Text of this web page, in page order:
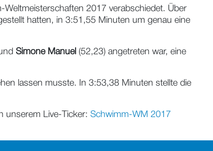
2017 verabschiedet. Über
hatten, in 3:51,55 Minuten um genau eine
Simone Manuel (52,23) angetreten war, eine
lassen musste. In 3:53,38 Minuten stellte die
unserem Live-Ticker: Schwimm-WM 2017